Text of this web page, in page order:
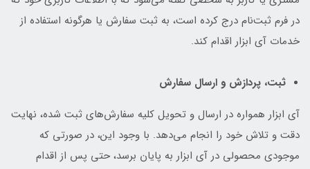
در فرم ثبت‌نام درج کرده است، به ثبت سفارش یا هرگونه استفاده از
خدمات آی ابزار اقدام کند.
ثبت، پردازش و ارسال سفارش
آی ابزار همواره در ارسال و تحویل کلیه سفارش‌‏های ثبت شده، نهایت
دقت و تلاش خود را انجام می‌دهد. با وجود این، در صورتی که
موجودی محصولی در آی ابزار به پایان برسد، حتی پس از اقدام